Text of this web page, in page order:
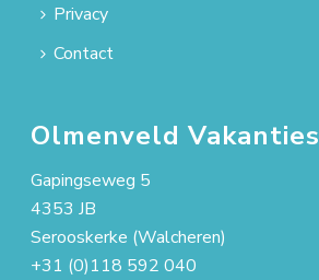
Privacy
Contact
Olmenveld Vakanties
Gapingseweg 5
4353 JB
Serooskerke (Walcheren)
+31 (0)118 592 040